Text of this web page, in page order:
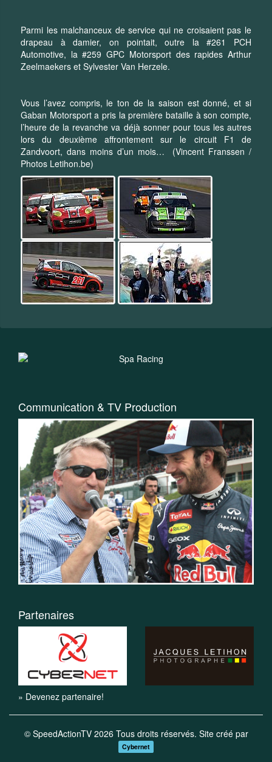
Parmi les malchanceux de service qui ne croisaient pas le
drapeau à damier, on pointait, outre la #261 PCH
Automotive, la #259 GPC Motorsport des rapides Arthur
Zeelmaekers et Sylvester Van Herzele.
Vous l’avez compris, le ton de la saison est donné, et si
Gaban Motorsport a pris la première bataille à son compte,
l’heure de la revanche va déjà sonner pour tous les autres
lors du deuxième affrontement sur le circuit F1 de
Zandvoort, dans moins d’un mois… (Vincent Franssen /
Photos Letihon.be)
Communication & TV Production
Partenaires
» Devenez partenaire!
© SpeedActionTV 2026 Tous droits réservés. Site créé par
Cybernet